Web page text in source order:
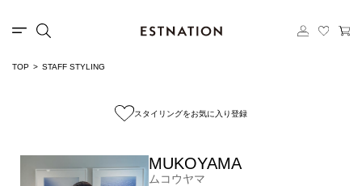
TOP STAFF STYLING
スタイリングをお気に入り登録
MUKOYAMA
ムコウヤマ